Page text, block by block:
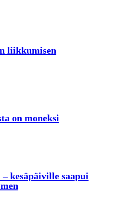
liikkumisen
on moneksi
kesäpäiville saapui